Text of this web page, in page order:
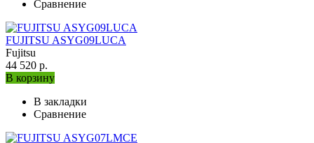
Сравнение
FUJITSU ASYG09LUCA
Fujitsu
44 520 р.
В корзину
В закладки
Сравнение